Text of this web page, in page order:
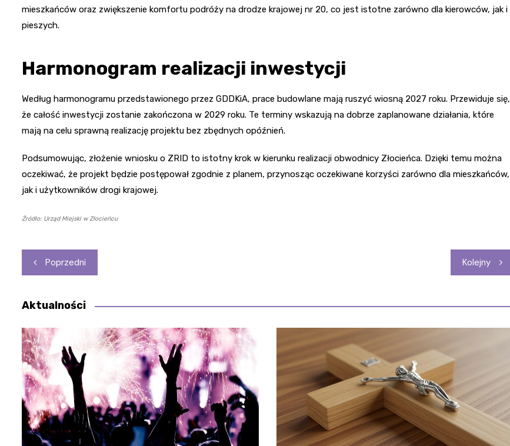
mieszkańców oraz zwiększenie komfortu podróży na drodze krajowej nr 20, co jest istotne zarówno dla kierowców, jak i
pieszych.
Harmonogram realizacji inwestycji
Według harmonogramu przedstawionego przez GDDKiA, prace budowlane mają ruszyć wiosną 2027 roku. Przewiduje się,
że całość inwestycji zostanie zakończona w 2029 roku. Te terminy wskazują na dobrze zaplanowane działania, które
mają na celu sprawną realizację projektu bez zbędnych opóźnień.
Podsumowując, złożenie wniosku o ZRID to istotny krok w kierunku realizacji obwodnicy Złocieńca. Dzięki temu można
oczekiwać, że projekt będzie postępował zgodnie z planem, przynosząc oczekiwane korzyści zarówno dla mieszkańców,
jak i użytkowników drogi krajowej.
Źródło: Urząd Miejski w Złocieńcu
Nawigacja
wpisu
Poprzedni Kolejny
Aktualności